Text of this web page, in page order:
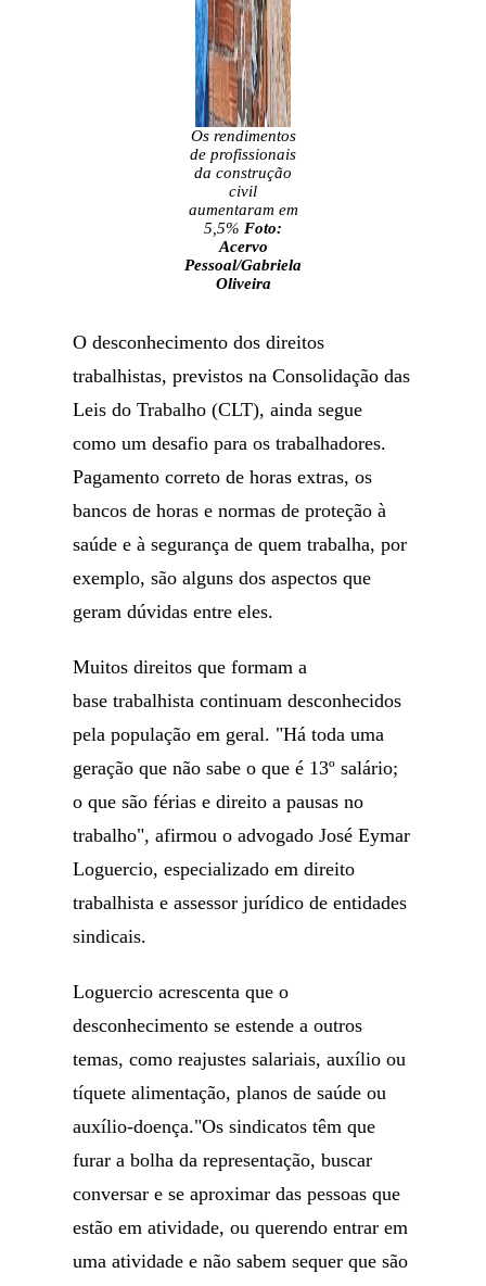
Os rendimentos
de profissionais
da construção
civil
aumentaram em
5,5% Foto:
Acervo
Pessoal/Gabriela
Oliveira
O desconhecimento dos direitos
trabalhistas, previstos na Consolidação das
Leis do Trabalho (CLT), ainda segue
como um desafio para os trabalhadores.
Pagamento correto de horas extras, os
bancos de horas e normas de proteção à
saúde e à segurança de quem trabalha, por
exemplo, são alguns dos aspectos que
geram dúvidas entre eles.
Muitos direitos que formam a
base trabalhista continuam desconhecidos
pela população em geral. "Há toda uma
geração que não sabe o que é 13º salário;
o que são férias e direito a pausas no
trabalho", afirmou o advogado José Eymar
Loguercio, especializado em direito
trabalhista e assessor jurídico de entidades
sindicais.
Loguercio acrescenta que o
desconhecimento se estende a outros
temas, como reajustes salariais, auxílio ou
tíquete alimentação, planos de saúde ou
auxílio-doença."Os sindicatos têm que
furar a bolha da representação, buscar
conversar e se aproximar das pessoas que
estão em atividade, ou querendo entrar em
uma atividade e não sabem sequer que são